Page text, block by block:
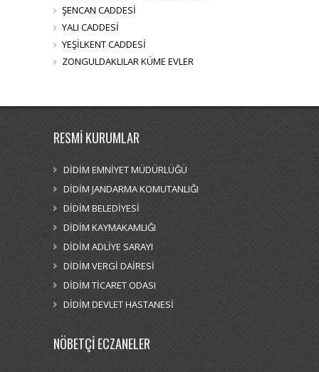
ŞENCAN CADDESİ
YALI CADDESİ
YEŞİLKENT CADDESİ
ZONGULDAKLILAR KÜME EVLER
RESMİ KURUMLAR
DİDİM EMNİYET MÜDÜRLÜĞÜ
DİDİM JANDARMA KOMUTANLIĞI
DİDİM BELEDİYESİ
DİDİM KAYMAKAMLIĞI
DİDİM ADLİYE SARAYI
DİDİM VERGİ DAİRESİ
DİDİM TİCARET ODASI
DİDİM DEVLET HASTANESİ
NÖBETÇİ ECZANELER